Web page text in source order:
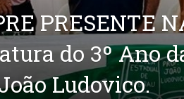
PRESENTE
do 3º Ano
Ludovico.